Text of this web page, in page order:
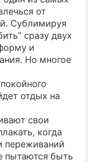
от
Сублимируя
сразу двух
и
Но многое
отдых на
свои
когда
переживаний
пытаются быть